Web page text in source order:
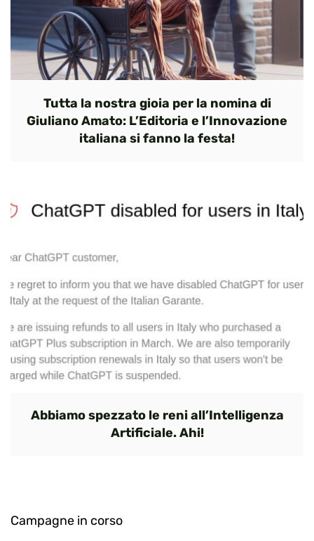
Tutta la nostra gioia per la nomina di
Giuliano Amato: L’Editoria e l’Innovazione
italiana si fanno la festa!
Abbiamo spezzato le reni all’Intelligenza
Artificiale. Ahi!
Campagne in corso